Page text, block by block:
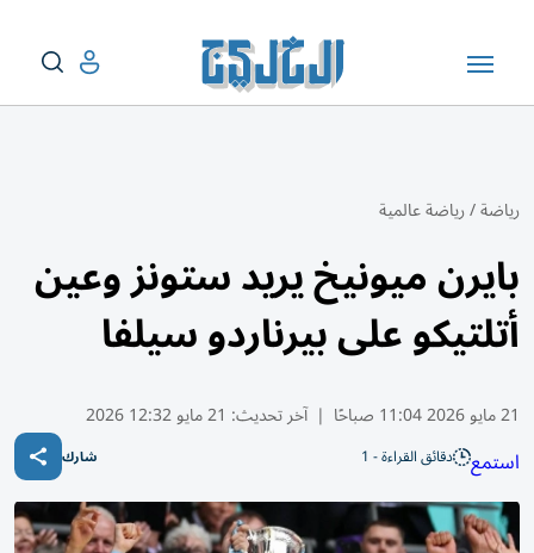
رياضة/رياضة عالمية
بايرن ميونيخ يريد ستونز وعين
أتلتيكو على بيرناردو سيلفا
21 مايو 2026 11:04 صباحًا | آخر تحديث: 21 مايو 12:32 2026
استمع دقائق القراءة - 1 شارك